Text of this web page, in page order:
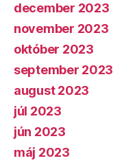
december 2023
november 2023
október 2023
september 2023
august 2023
júl 2023
jún 2023
máj 2023